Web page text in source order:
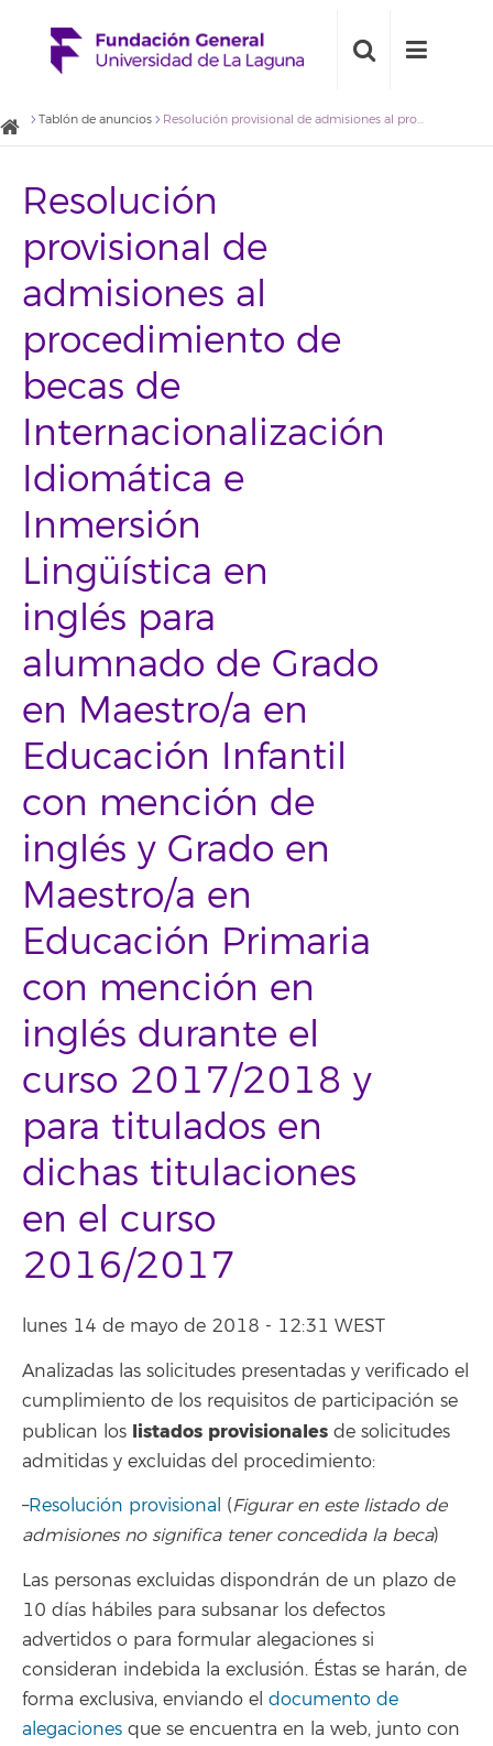
Tablón de anuncios Resolución provisional de admisiones al procedimiento de becas de Internacionalización Idiomática e Inmersión Lingüística en inglés para alumnado de Grado en Maestro/a en Educación Infantil con mención de inglés y Grado en Maestro/a en Educación Primaria con mención en inglés durante el curso 2017/2018 y para titulados en dichas titulaciones en el curso 2016/2017
Resolución
provisional de
admisiones al
procedimiento de
becas de
Internacionalización
Idiomática e
Inmersión
Lingüística en
inglés para
alumnado de Grado
en Maestro/a en
Educación Infantil
con mención de
inglés y Grado en
Maestro/a en
Educación Primaria
con mención en
inglés durante el
curso 2017/2018 y
para titulados en
dichas titulaciones
en el curso
2016/2017
lunes 14 de mayo de 2018 - 12:31 WEST
Analizadas las solicitudes presentadas y verificado el
cumplimiento de los requisitos de participación se
publican los listados provisionales de solicitudes
admitidas y excluidas del procedimiento:
–Resolución provisional (Figurar en este listado de
admisiones no significa tener concedida la beca)
Las personas excluidas dispondrán de un plazo de
10 días hábiles para subsanar los defectos
advertidos o para formular alegaciones si
consideran indebida la exclusión. Éstas se harán, de
forma exclusiva, enviando el documento de
alegaciones que se encuentra en la web, junto con